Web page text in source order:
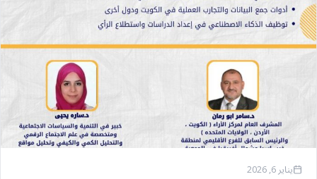
يناير 6, 2026